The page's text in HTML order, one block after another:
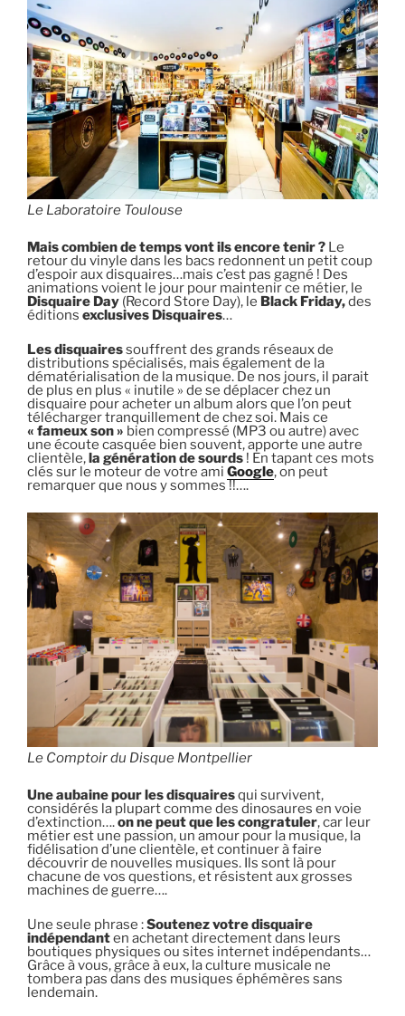
Le Laboratoire Toulouse
Mais combien de temps vont ils encore tenir ? Le
retour du vinyle dans les bacs redonnent un petit coup
d’espoir aux disquaires…mais c’est pas gagné ! Des
animations voient le jour pour maintenir ce métier, le
Disquaire Day (Record Store Day), le Black Friday,des
éditions exclusives Disquaires…
Les disquairessouffrent des grands réseaux de
distributions spécialisés, mais également de la
dématérialisation de la musique. De nos jours, il parait
de plus en plus « inutile » de se déplacer chez un
disquaire pour acheter un album alors que l’on peut
télécharger tranquillement de chez soi. Mais ce
« fameux son » bien compressé (MP3 ou autre) avec
une écoute casquée bien souvent, apporte une autre
clientèle,la génération de sourds ! En tapant ces mots
clés sur le moteur de votre ami Google, on peut
remarquer que nous y sommes !!….
Le Comptoir du Disque Montpellier
Une aubaine pour les disquairesqui survivent,
considérés la plupart comme des dinosaures en voie
d’extinction….on ne peut que les congratuler, car leur
métier est une passion, un amour pour la musique, la
fidélisation d’une clientèle, et continuer à faire
découvrir de nouvelles musiques. Ils sont là pour
chacune de vos questions, et résistent aux grosses
machines de guerre….
Une seule phrase :Soutenez votre disquaire
indépendanten achetant directement dans leurs
boutiques physiques ou sites internet indépendants…
Grâce à vous, grâce à eux, la culture musicale ne
tombera pas dans des musiques éphémères sans
lendemain.